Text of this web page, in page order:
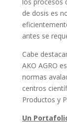
de dosis es
antes se
Cabe
AKO AGRO
normas
centros
Productos y
Un